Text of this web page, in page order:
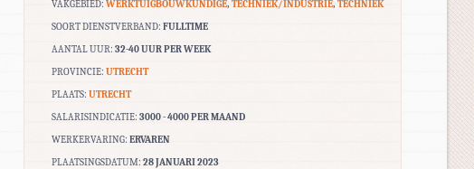
VAKGEBIED: WERKTUIGBOUWKUNDIGE, TECHNIEK/INDUSTRIE, TECHNIEK
SOORT DIENSTVERBAND: FULLTIME
AANTAL UUR: 32-40 UUR PER WEEK
PROVINCIE: UTRECHT
PLAATS: UTRECHT
SALARISINDICATIE: 3000 - 4000 PER MAAND
WERKERVARING: ERVAREN
PLAATSINGSDATUM: 28 JANUARI 2023